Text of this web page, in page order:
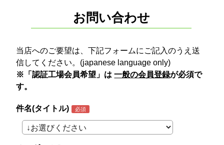
お問い合わせ
当店へのご要望は、下記フォームにご記入のうえ送
信してください。(japanese language only)
※「認証工場会員希望」は一般の会員登録が必須で
す。
件名(タイトル)